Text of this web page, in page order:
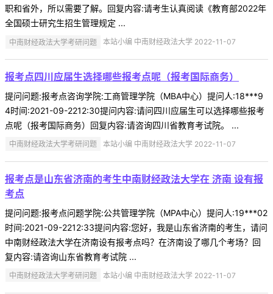
职和省外，所以需要了解。回复内容:请考生认真阅读《教育部2022年
全国硕士研究生招生管理规定 ...
中南财经政法大学考研问题 本站小编 中南财经政法大学 2022-11-07
报考点四川应届生选择哪些报考点呢（报考国际商务）
提问问题:报考点咨询学院:工商管理学院（MBA中心）提问人:18***9
4时间:2021-09-2212:30提问内容:请问四川应届生可以选择哪些报考
点呢（报考国际商务）回复内容:请咨询四川省教育考试院。 ...
中南财经政法大学考研问题 本站小编 中南财经政法大学 2022-11-07
报考点是山东省济南的考生中南财经政法大学在 济南 设有报
考点
提问问题:报考点问题学院:公共管理学院（MPA中心）提问人:19***02
时间:2021-09-2212:33提问内容:您好，我是山东省济南的考生，请问
中南财经政法大学在济南设有报考点吗？在济南设了哪几个考场？回
复内容:请咨询山东省教育考试院 ...
中南财经政法大学考研问题 本站小编 中南财经政法大学 2022-11-07